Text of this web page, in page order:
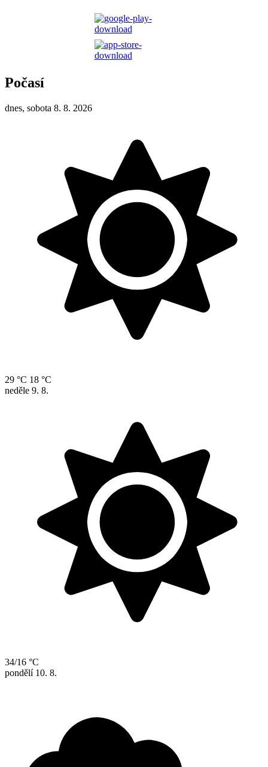
Počasí
dnes, sobota 8. 8. 2026
29 °C 18 °C
neděle 9. 8.
34/16 °C
pondělí 10. 8.